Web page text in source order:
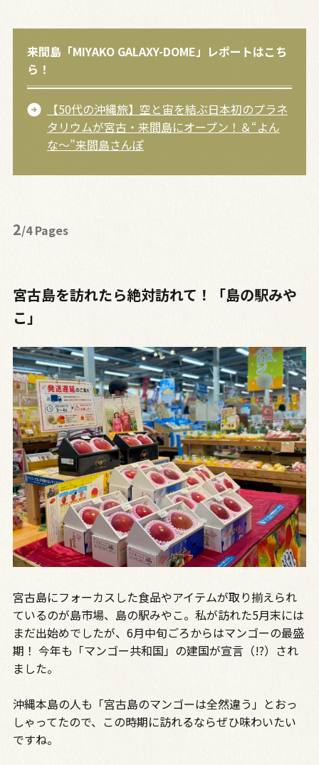
来間島「MIYAKO GALAXY-DOME」レポートはこち
ら！
【50代の沖縄旅】空と宙を結ぶ日本初のプラネ
タリウムが宮古・来間島にオープン！＆“よん
な〜”来間島さんぽ
2/4 Pages
宮古島を訪れたら絶対訪れて！「島の駅みや
こ」
宮古島にフォーカスした食品やアイテムが取り揃えられ
ているのが島市場、島の駅みやこ。私が訪れた5月末には
まだ出始めでしたが、6月中旬ごろからはマンゴーの最盛
期！ 今年も「マンゴー共和国」の建国が宣言（!?）され
ました。
沖縄本島の人も「宮古島のマンゴーは全然違う」とおっ
しゃってたので、この時期に訪れるならぜひ味わいたい
ですね。